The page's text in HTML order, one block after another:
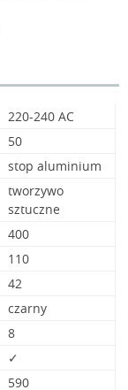
220-240 AC
50
stop aluminium
tworzywo
sztuczne
400
110
42
czarny
8
✓
590